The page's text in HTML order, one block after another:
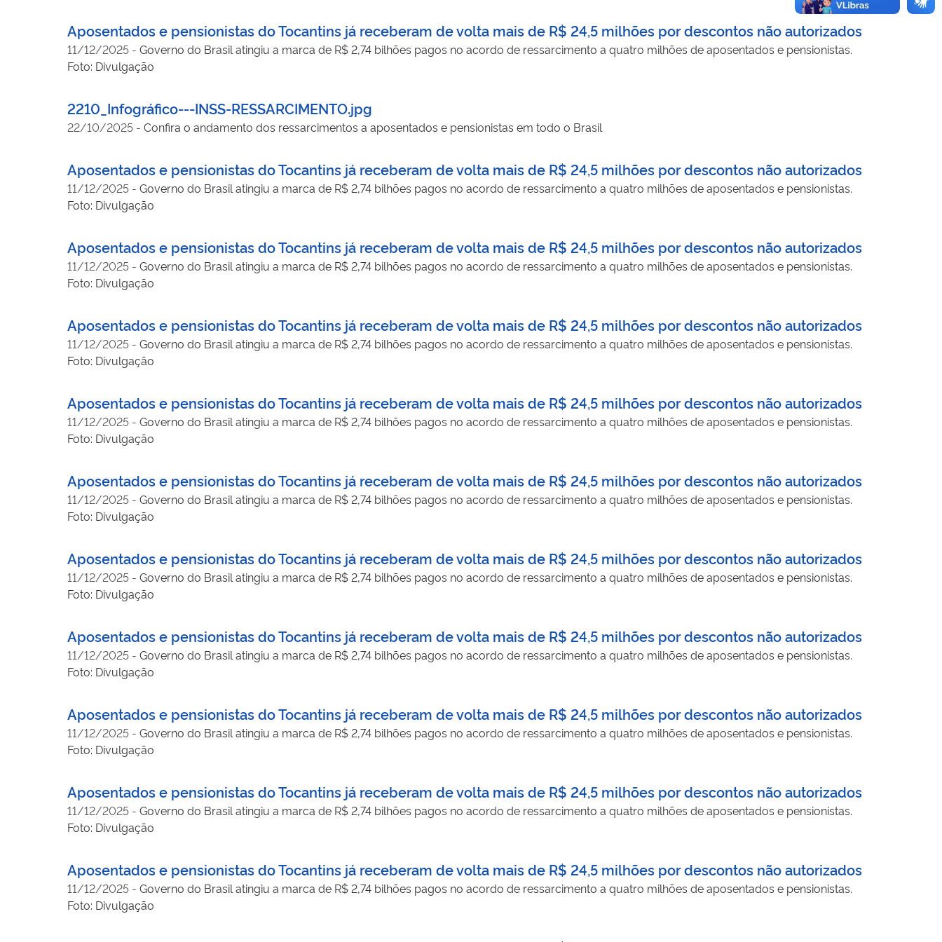
Aposentados e pensionistas do Tocantins já receberam de volta mais de R$ 24,5 milhões por descontos não autorizados
11/12/2025 - Governo do Brasil atingiu a marca de R$ 2,74 bilhões pagos no acordo de ressarcimento a quatro milhões de aposentados e pensionistas.
Foto: Divulgação
2210_Infográfico---INSS-RESSARCIMENTO.jpg
22/10/2025 - Confira o andamento dos ressarcimentos a aposentados e pensionistas em todo o Brasil
Aposentados e pensionistas do Tocantins já receberam de volta mais de R$ 24,5 milhões por descontos não autorizados
11/12/2025 - Governo do Brasil atingiu a marca de R$ 2,74 bilhões pagos no acordo de ressarcimento a quatro milhões de aposentados e pensionistas.
Foto: Divulgação
Aposentados e pensionistas do Tocantins já receberam de volta mais de R$ 24,5 milhões por descontos não autorizados
11/12/2025 - Governo do Brasil atingiu a marca de R$ 2,74 bilhões pagos no acordo de ressarcimento a quatro milhões de aposentados e pensionistas.
Foto: Divulgação
Aposentados e pensionistas do Tocantins já receberam de volta mais de R$ 24,5 milhões por descontos não autorizados
11/12/2025 - Governo do Brasil atingiu a marca de R$ 2,74 bilhões pagos no acordo de ressarcimento a quatro milhões de aposentados e pensionistas.
Foto: Divulgação
Aposentados e pensionistas do Tocantins já receberam de volta mais de R$ 24,5 milhões por descontos não autorizados
11/12/2025 - Governo do Brasil atingiu a marca de R$ 2,74 bilhões pagos no acordo de ressarcimento a quatro milhões de aposentados e pensionistas.
Foto: Divulgação
Aposentados e pensionistas do Tocantins já receberam de volta mais de R$ 24,5 milhões por descontos não autorizados
11/12/2025 - Governo do Brasil atingiu a marca de R$ 2,74 bilhões pagos no acordo de ressarcimento a quatro milhões de aposentados e pensionistas.
Foto: Divulgação
Aposentados e pensionistas do Tocantins já receberam de volta mais de R$ 24,5 milhões por descontos não autorizados
11/12/2025 - Governo do Brasil atingiu a marca de R$ 2,74 bilhões pagos no acordo de ressarcimento a quatro milhões de aposentados e pensionistas.
Foto: Divulgação
Aposentados e pensionistas do Tocantins já receberam de volta mais de R$ 24,5 milhões por descontos não autorizados
11/12/2025 - Governo do Brasil atingiu a marca de R$ 2,74 bilhões pagos no acordo de ressarcimento a quatro milhões de aposentados e pensionistas.
Foto: Divulgação
Aposentados e pensionistas do Tocantins já receberam de volta mais de R$ 24,5 milhões por descontos não autorizados
11/12/2025 - Governo do Brasil atingiu a marca de R$ 2,74 bilhões pagos no acordo de ressarcimento a quatro milhões de aposentados e pensionistas.
Foto: Divulgação
Aposentados e pensionistas do Tocantins já receberam de volta mais de R$ 24,5 milhões por descontos não autorizados
11/12/2025 - Governo do Brasil atingiu a marca de R$ 2,74 bilhões pagos no acordo de ressarcimento a quatro milhões de aposentados e pensionistas.
Foto: Divulgação
Aposentados e pensionistas do Tocantins já receberam de volta mais de R$ 24,5 milhões por descontos não autorizados
11/12/2025 - Governo do Brasil atingiu a marca de R$ 2,74 bilhões pagos no acordo de ressarcimento a quatro milhões de aposentados e pensionistas.
Foto: Divulgação